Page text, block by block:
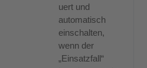
uert und
automatisch
einschalten,
wenn der
„Einsatzfall“